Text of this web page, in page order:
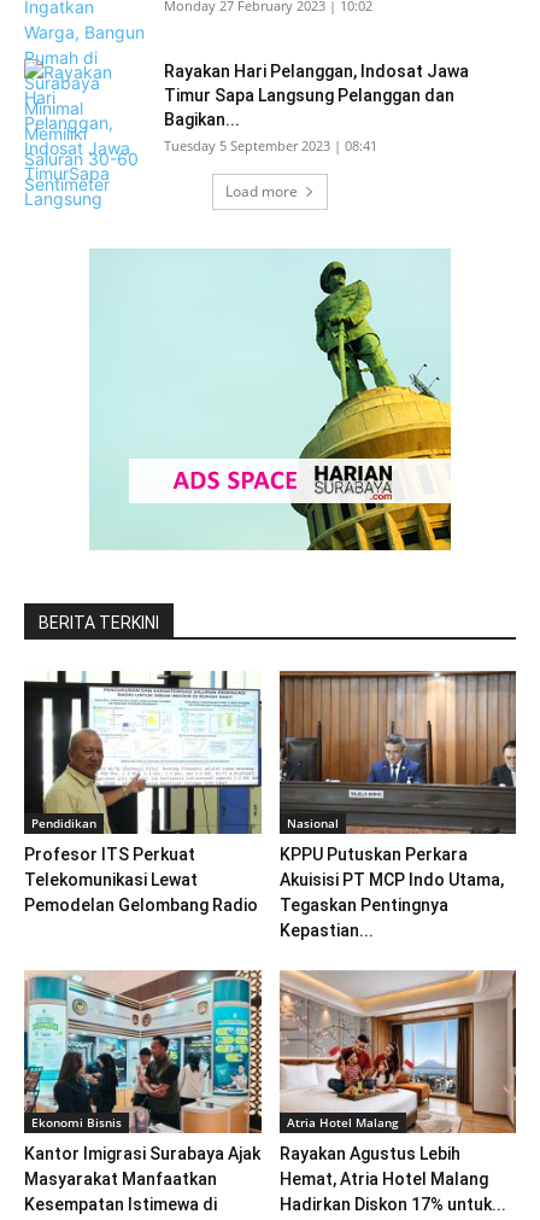
Monday 27 February 2023 | 10:02
Rayakan Hari Pelanggan, Indosat Jawa
Timur Sapa Langsung Pelanggan dan
Bagikan...
Tuesday 5 September 2023 | 08:41
Load more
BERITA TERKINI
Pendidikan
Profesor ITS Perkuat
Telekomunikasi Lewat
Pemodelan Gelombang Radio
Nasional
KPPU Putuskan Perkara
Akuisisi PT MCP Indo Utama,
Tegaskan Pentingnya
Kepastian...
Ekonomi Bisnis
Kantor Imigrasi Surabaya Ajak
Masyarakat Manfaatkan
Kesempatan Istimewa di
Atria Hotel Malang
Rayakan Agustus Lebih
Hemat, Atria Hotel Malang
Hadirkan Diskon 17% untuk...